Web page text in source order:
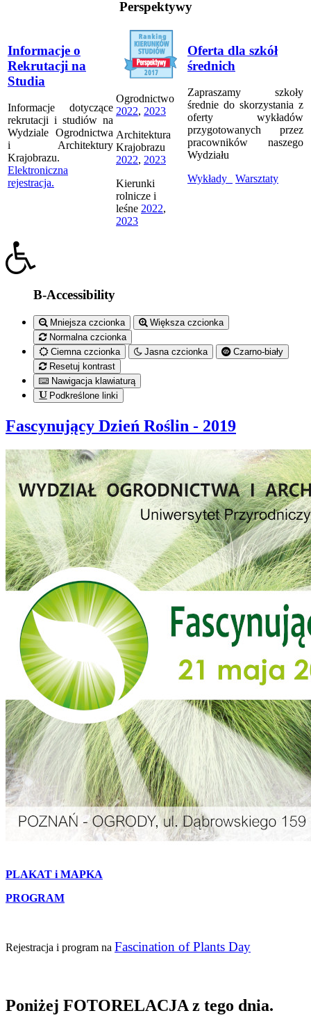
Perspektywy
Informacje o
Rekrutacji na
Studia
Informacje dotyczące
rekrutacji i studiów na
Wydziale Ogrodnictwa
i Architektury
Krajobrazu.
Elektroniczna
rejestracja.
Oferta dla szkół
średnich
Zapraszamy szkoły
średnie do skorzystania z
oferty wykładów
przygotowanych przez
pracowników naszego
Wydziału
Wykłady
Warsztaty
Ogrodnictwo
2022, 2023
Architektura
Krajobrazu
2022, 2023
Kierunki
rolnicze i
leśne 2022,
2023
B-Accessibility
Mniejsza czcionka
Większa czcionka
Normalna czcionka
Ciemna czcionka
Jasna czcionka
Czarno-biały
Resetuj kontrast
Nawigacja klawiaturą
Podkreślone linki
Fascynujący Dzień Roślin - 2019
PLAKAT i MAPKA
PROGRAM
Rejestracja i program na Fascination of Plants Day
Poniżej FOTORELACJA z tego dnia.